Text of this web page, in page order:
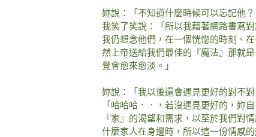
妳說：「不知道什麼時候可以忘記他？
我笑了笑說：「所以我藉著網路書寫
我仍想念他們，在一個恍惚的時刻、
然上帝送給我們最佳的『魔法』那就
覺會愈來愈淡。」
妳說：「我以後還會遇見更好的對不對
「哈哈哈．．，若沒遇見更好的，妳
『家』的渴望和需求，以至於我們對
什麼家人在身邊時，所以這一份情感